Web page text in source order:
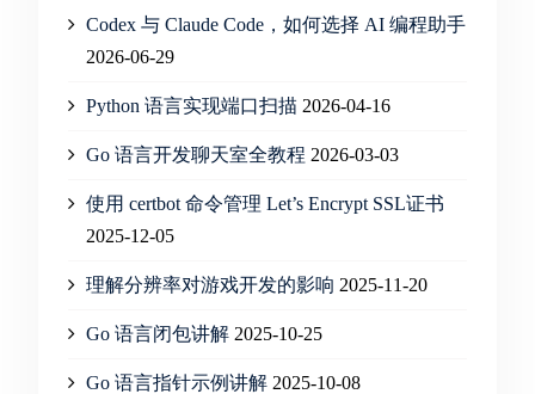
Codex 与 Claude Code，如何选择 AI 编程助手
2026-06-29
Python 语言实现端口扫描 2026-04-16
Go 语言开发聊天室全教程 2026-03-03
使用 certbot 命令管理 Let’s Encrypt SSL证书
2025-12-05
理解分辨率对游戏开发的影响 2025-11-20
Go 语言闭包讲解 2025-10-25
Go 语言指针示例讲解 2025-10-08